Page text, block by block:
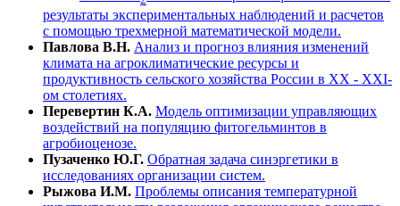
результаты экспериментальных наблюдений и расчетов
с помощью трехмерной математической модели.
Павлова В.Н. Анализ и прогноз влияния изменений
климата на агроклиматические ресурсы и
продуктивность сельского хозяйства России в XX - XXI-
ом столетиях.
Перевертин К.А. Модель оптимизации управляющих
воздействий на популяцию фитогельминтов в
агробиоценозе.
Пузаченко Ю.Г. Обратная задача синэргетики в
исследованиях организации систем.
Рыжова И.М. Проблемы описания температурной